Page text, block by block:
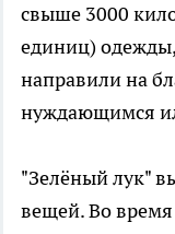
свыше 3000
единиц)
направили на
нуждающимся
"Зелёный лук"
вещей. Во